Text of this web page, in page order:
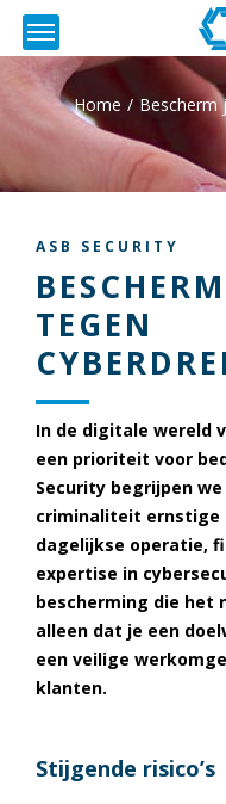
Home Bescherm
ASB SECURITY
TEGEN
In de digitale wereld
een prioriteit voor
Security begrijpen
criminaliteit ernstige
dagelijkse operatie,
expertise in
bescherming die het
alleen dat je een
een veilige
klanten.
Stijgende risico’s